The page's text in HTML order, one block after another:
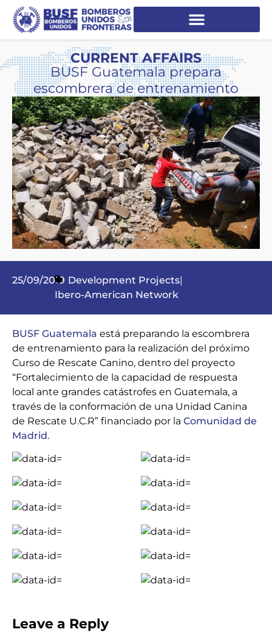
CURRENT AFFAIRS
BUSF Guatemala prepara
escombrera de entrenamiento
25/09/2019 Development Projects|
Ibero-American Network
BUSF Guatemala está preparando la escombrera
de entrenamiento para la realización del próximo
Curso de Rescate Canino, dentro del proyecto
“Fortalecimiento de la capacidad de respuesta
local ante grandes catástrofes en Guatemala, a
través de la conformación de una Unidad Canina
de Rescate U.C.R” financiado por la Comunidad de
Madrid.
Leave a Reply